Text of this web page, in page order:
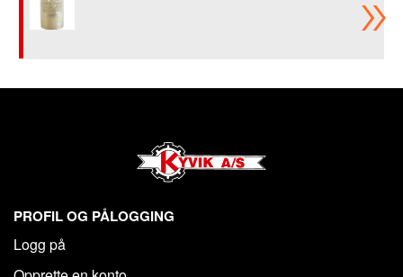
PROFIL OG PÅLOGGING
Logg på